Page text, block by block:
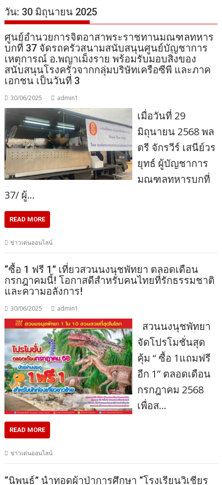
วัน: 30 มิถุนายน 2025
ศูนย์อำนวยการจิตอาสาพระราชทานมณฑลทหาร
บกที่ 37 จัดรถครัวสนามสนับสนุนศูนย์บัญชาการ
เหตุการณ์ อ.พญาเม็งราย พร้อมรับมอบสิ่งของ
สนับสนุนโรงครัวจากกลุ่มบริษัทเครือซีพี และภาค
เอกชน เป็นวันที่ 3
30/06/2025 admin1
เมื่อวันที่ 29
มิถุนายน 2568 พล
ตรี จักรวีร์ เสนีย์วร
ยุทธ์ ผู้บัญชาการ
มณฑลทหารบกที่
37/ ผู้…
READ MORE
ข่าวเด่นออนไลน์
“ซื้อ 1 ฟรี 1” เที่ยวสวนนงนุชพัทยา ตลอดเดือน
กรกฎาคมนี้! โอกาสดีสำหรับคนไทยที่รักธรรมชาติ
และความอลังการ!
30/06/2025 admin1
สวนนงนุชพัทยา
จัดโปรโมชั่นสุด
คุ้ม “ ซื้อ 1แถมฟรี
อีก 1” ตลอดเดือน
กรกฎาคม 2568
เพื่อส…
READ MORE
ข่าวเด่นออนไลน์
“นิพนธ์” นำทอดผ้าป่าการศึกษา “โรงเรียนวิเชียร